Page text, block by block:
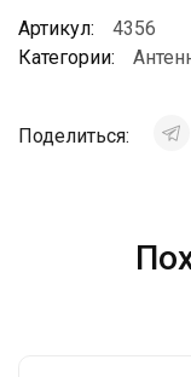
Артикул:
4356
Категории:
Поделиться: